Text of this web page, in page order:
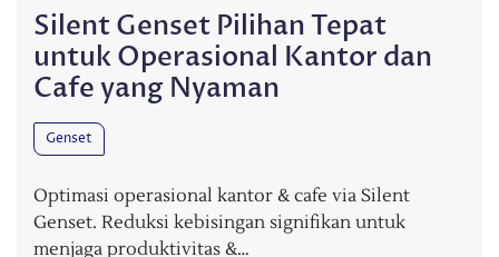
Silent Genset Pilihan Tepat
untuk Operasional Kantor dan
Cafe yang Nyaman
Genset
Optimasi operasional kantor & cafe via Silent
Genset. Reduksi kebisingan signifikan untuk
menjaga produktivitas &…